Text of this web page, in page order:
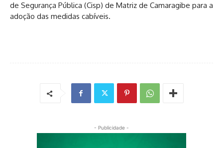
de Segurança Pública (Cisp) de Matriz de Camaragibe para a
adoção das medidas cabíveis.
- Publicidade -